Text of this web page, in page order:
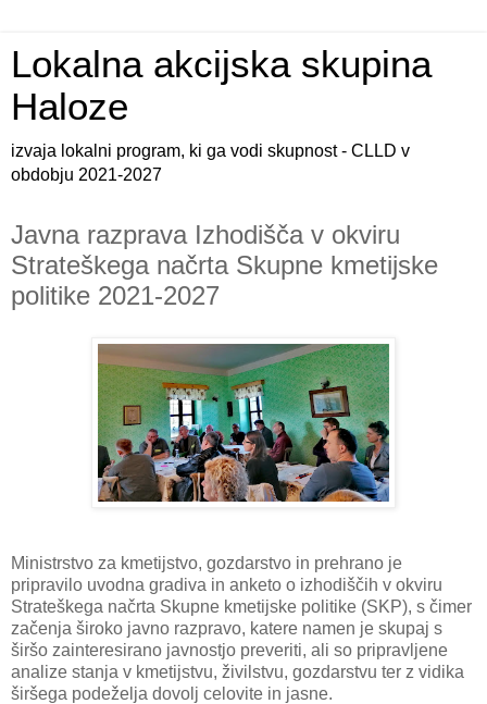
Lokalna akcijska skupina
Haloze
izvaja lokalni program, ki ga vodi skupnost - CLLD v
obdobju 2021-2027
Javna razprava Izhodišča v okviru
Strateškega načrta Skupne kmetijske
politike 2021-2027
Ministrstvo za kmetijstvo, gozdarstvo in prehrano je
pripravilo uvodna gradiva in anketo o izhodiščih v okviru
Strateškega načrta Skupne kmetijske politike (SKP), s čimer
začenja široko javno razpravo, katere namen je skupaj s
širšo zainteresirano javnostjo preveriti, ali so pripravljene
analize stanja v kmetijstvu, živilstvu, gozdarstvu ter z vidika
širšega podeželja dovolj celovite in jasne.